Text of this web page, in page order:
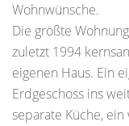
Wohnwünsche.
Die größte
zuletzt 1994
eigenen Haus. Ein
Erdgeschoss ins
separate Küche,